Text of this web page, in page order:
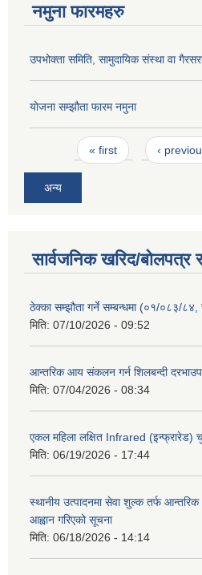
नमुना फारमहरु
उपभोक्ता समिति, सामुदायिक संस्था वा
योजना सम्झौता फारम नमुना
Pages« first ‹
अन्य
सार्वजनिक खरिद/बोलपत्र
ठेक्का सम्झौता गर्ने सम्बन्धमा (०१/०८३/
मिति: 07/10/2026 - 09:52
आन्तरिक आय संकलन गर्न शिलबन्दी
मिति: 07/04/2026 - 08:34
एकल महिला लक्षित Infrared (इन्फ्रारेड)
मिति: 06/19/2026 - 17:44
स्थानीय उत्पादनमा सेवा शुल्क तर्फ
आह्वान गरिएको सूचना
मिति: 06/18/2026 - 14:14